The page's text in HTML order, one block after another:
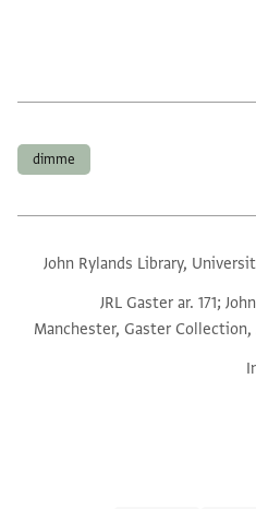
dimme
John Rylands Library,
JRL Gaster ar. 171;
Manchester, Gaster Collection,